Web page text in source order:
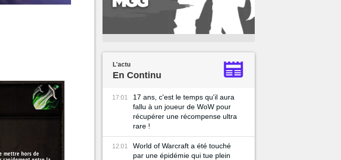
L'actu
En Continu
17:01
17 ans, c'est le temps qu'il aura
fallu à un joueur de WoW pour
récupérer une récompense ultra
rare !
12:01
World of Warcraft a été touché
par une épidémie qui tue plein